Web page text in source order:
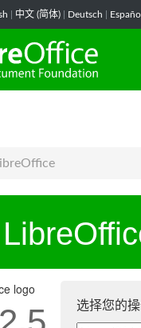
中文 (简体) Deutsch Español
选择您的